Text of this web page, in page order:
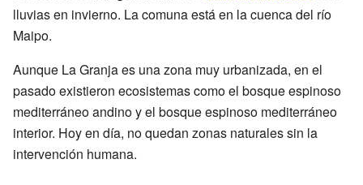
lluvias en invierno. La comuna está en la cuenca del río
Maipo.
Aunque La Granja es una zona muy urbanizada, en el
pasado existieron ecosistemas como el bosque espinoso
mediterráneo andino y el bosque espinoso mediterráneo
interior. Hoy en día, no quedan zonas naturales sin la
intervención humana.